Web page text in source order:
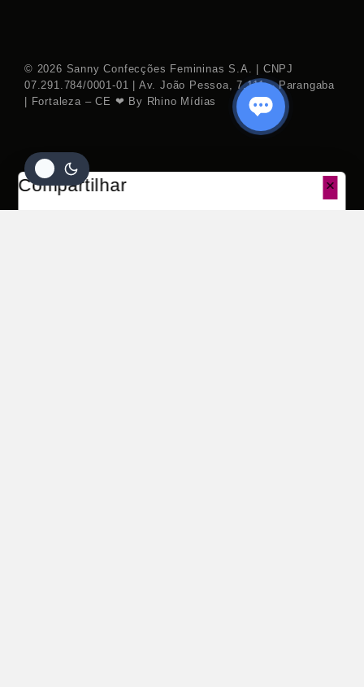
© 2026 Sanny Confecções Femininas S.A. | CNPJ
07.291.784/0001-01 | Av. João Pessoa, 7.111 – Parangaba
| Fortaleza – CE ❤ By Rhino Mídias
Compartilhar